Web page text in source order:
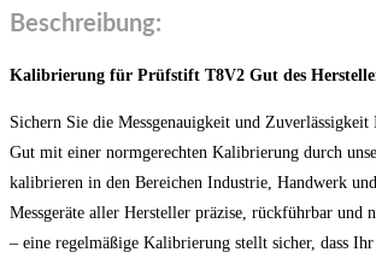
Beschreibung:
Kalibrierung für Prüfstift T8V2 Gut des
Sichern Sie die Messgenauigkeit und
Gut mit einer normgerechten Kalibrierung durch
kalibrieren in den Bereichen Industrie, Handwerk
Messgeräte aller Hersteller präzise, rückführbar und
– eine regelmäßige Kalibrierung stellt sicher, dass